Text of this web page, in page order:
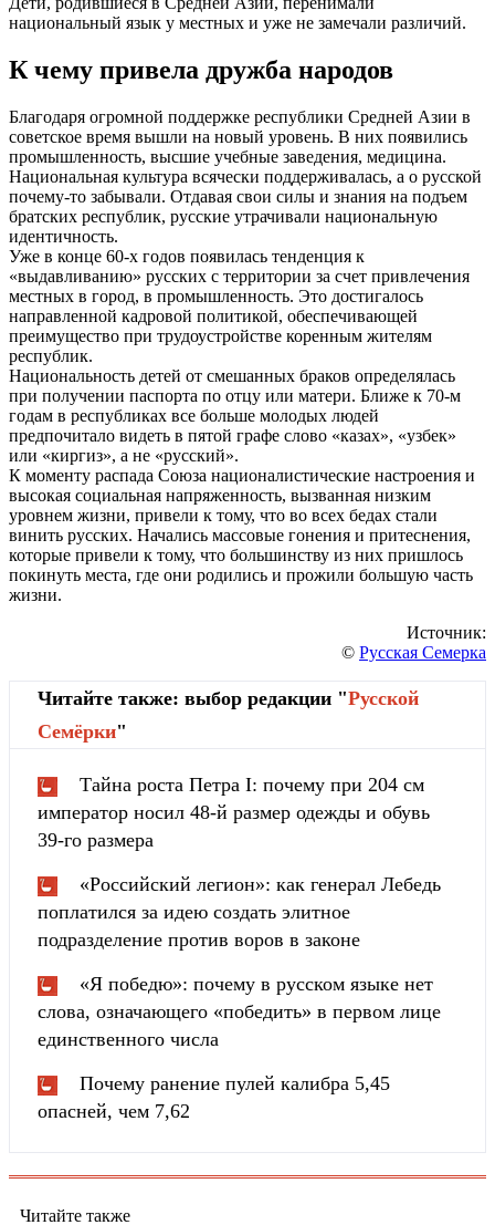
национальный язык у местных и уже не замечали различий.
К чему привела дружба народов
Благодаря огромной поддержке республики Средней Азии в
советское время вышли на новый уровень. В них появились
промышленность, высшие учебные заведения, медицина.
Национальная культура всячески поддерживалась, а о русской
почему-то забывали. Отдавая свои силы и знания на подъем
братских республик, русские утрачивали национальную
идентичность.
Уже в конце 60-х годов появилась тенденция к
«выдавливанию» русских с территории за счет привлечения
местных в город, в промышленность. Это достигалось
направленной кадровой политикой, обеспечивающей
преимущество при трудоустройстве коренным жителям
республик.
Национальность детей от смешанных браков определялась
при получении паспорта по отцу или матери. Ближе к 70-м
годам в республиках все больше молодых людей
предпочитало видеть в пятой графе слово «казах», «узбек»
или «киргиз», а не «русский».
К моменту распада Союза националистические настроения и
высокая социальная напряженность, вызванная низким
уровнем жизни, привели к тому, что во всех бедах стали
винить русских. Начались массовые гонения и притеснения,
которые привели к тому, что большинству из них пришлось
покинуть места, где они родились и прожили большую часть
жизни.
Источник:
© Русская Семерка
Читайте также: выбор редакции "Русской
Cемёрки"
Тайна роста Петра I: почему при 204 см
император носил 48-й размер одежды и обувь
39-го размера
«Российский легион»: как генерал Лебедь
поплатился за идею создать элитное
подразделение против воров в законе
«Я победю»: почему в русском языке нет
слова, означающего «победить» в первом лице
единственного числа
Почему ранение пулей калибра 5,45
опасней, чем 7,62
Читайте также